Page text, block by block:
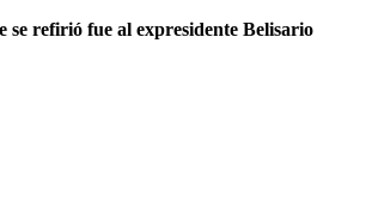
se refirió fue al expresidente Belisario